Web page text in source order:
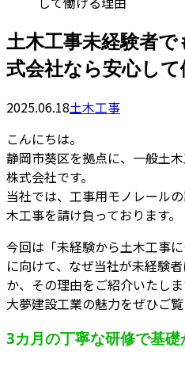
土木工事未経験者
式会社なら安心し
2025.06.18土木工事
こんにちは。
静岡市葵区を拠点に、一般土
株式会社です。
当社では、工事用モノレール
木工事を請け負っております。
今回は「未経験から土木工事
に向けて、なぜ当社が未経験
か、その理由をご紹介いたしま
大夢建設工業の魅力をぜひご覧
3カ月の丁寧な研修で基礎